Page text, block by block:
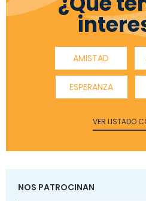
AMISTAD
ESPERANZA
VER LISTADO
NOS PATROCINAN